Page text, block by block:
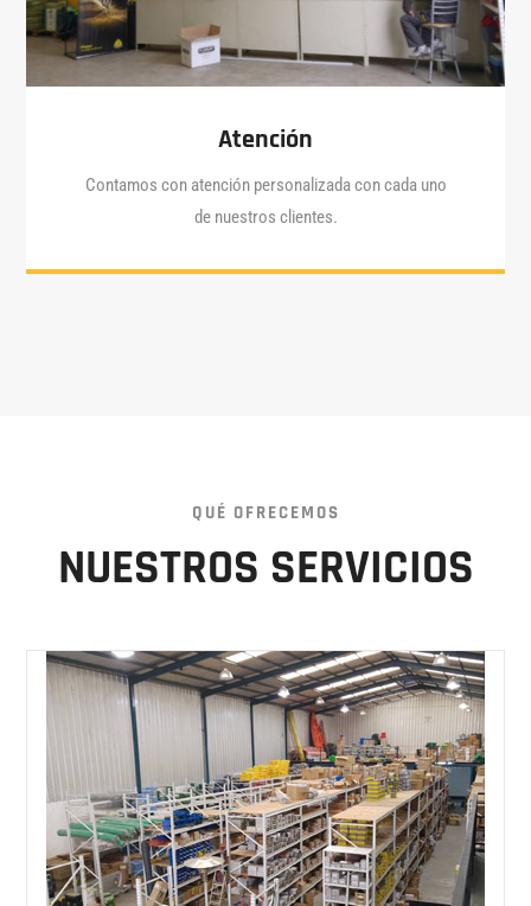
Atención
Contamos con atención personalizada con cada uno
de nuestros clientes.
QUÉ OFRECEMOS
NUESTROS SERVICIOS